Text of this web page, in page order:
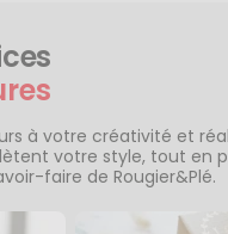
à votre créativité et
votre style, tout en
faire de Rougier&Plé.